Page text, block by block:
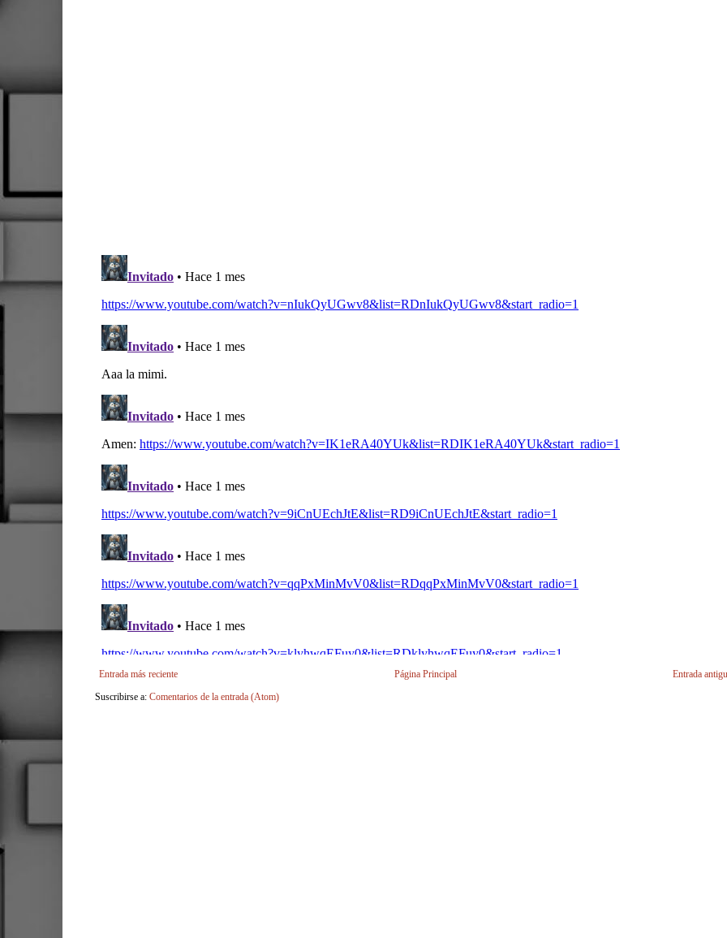
Entrada más reciente Entrada
Página Principal
Suscribirse a: Comentarios de la entrada (Atom)